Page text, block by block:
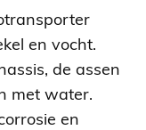
en vocht.
de assen
met water.
en